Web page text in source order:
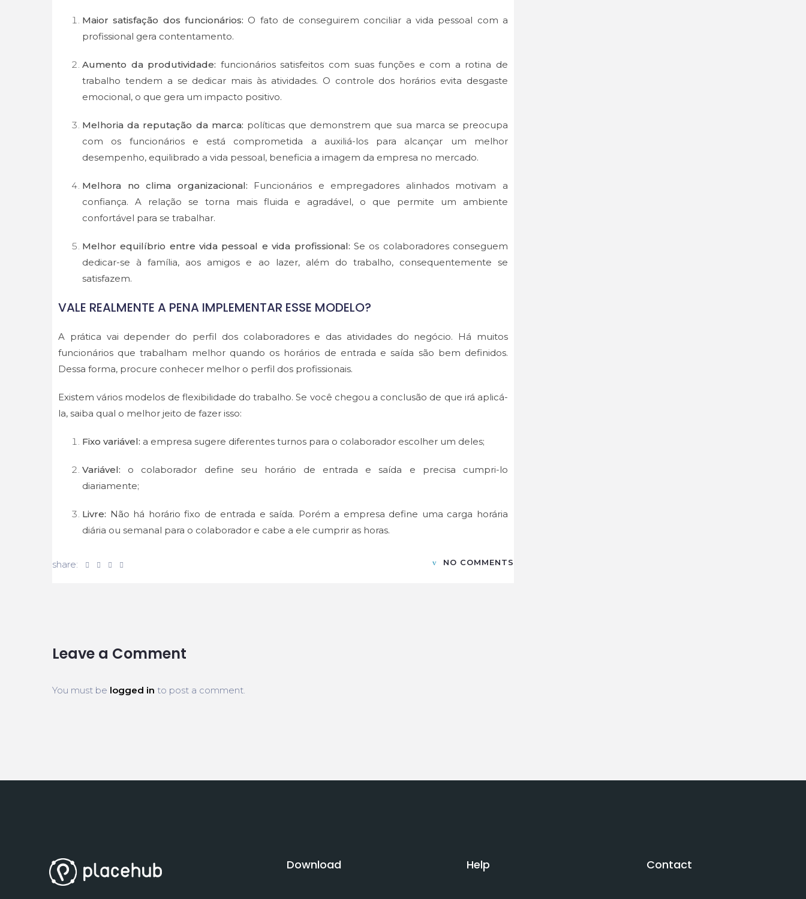
Maior satisfação dos funcionários: O fato de conseguirem conciliar a vida pessoal com a
profissional gera contentamento.
Aumento da produtividade: funcionários satisfeitos com suas funções e com a rotina de
trabalho tendem a se dedicar mais às atividades. O controle dos horários evita desgaste
emocional, o que gera um impacto positivo.
Melhoria da reputação da marca: políticas que demonstrem que sua marca se preocupa
com os funcionários e está comprometida a auxiliá-los para alcançar um melhor
desempenho, equilibrado a vida pessoal, beneficia a imagem da empresa no mercado.
Melhora no clima organizacional:
Funcionários e empregadores alinhados motivam a
confiança. A relação se torna mais fluida e agradável, o que permite um ambiente
confortável para se trabalhar.
Melhor equilíbrio entre vida pessoal e vida profissional: Se os colaboradores conseguem
dedicar-se à família, aos amigos e ao lazer, além do trabalho, consequentemente se
satisfazem.
VALE REALMENTE A PENA IMPLEMENTAR ESSE MODELO?
A prática vai depender do perfil dos colaboradores e das atividades do negócio. Há muitos
funcionários que trabalham melhor quando os horários de entrada e saída são bem definidos.
Dessa forma, procure conhecer melhor o perfil dos profissionais.
Existem vários modelos de flexibilidade do trabalho. Se você chegou a conclusão de que irá aplicá-
la, saiba qual o melhor jeito de fazer isso:
Fixo variável: a empresa sugere diferentes turnos para o colaborador escolher um deles;
Variável: o colaborador define seu horário de entrada e saída e precisa cumpri-lo
diariamente;
Livre: Não há horário fixo de entrada e saída. Porém a empresa define uma carga horária
diária ou semanal para o colaborador e cabe a ele cumprir as horas.
share: NO COMMENTS
Leave a Comment
You must be logged in to post a comment.
Download Help Contact